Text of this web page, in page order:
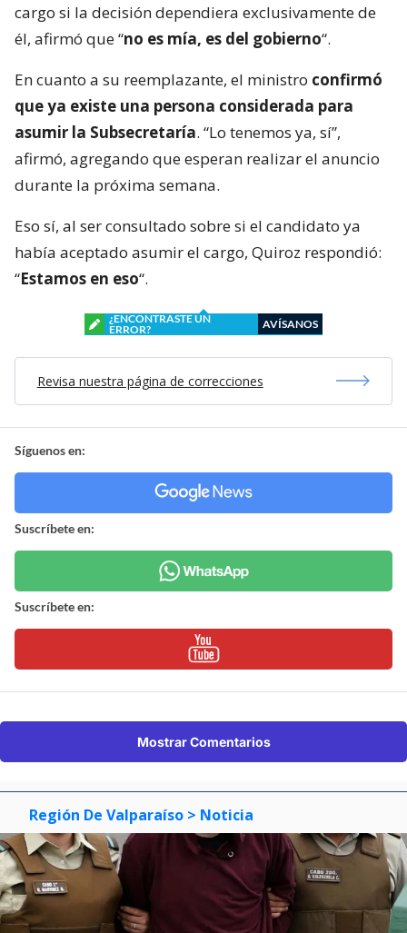
cargo si la decisión dependiera exclusivamente de
él, afirmó que “no es mía, es del gobierno“.
En cuanto a su reemplazante, el ministro confirmó
que ya existe una persona considerada para
asumir la Subsecretaría. “Lo tenemos ya, sí”,
afirmó, agregando que esperan realizar el anuncio
durante la próxima semana.
Eso sí, al ser consultado sobre si el candidato ya
había aceptado asumir el cargo, Quiroz respondió:
“Estamos en eso“.
¿ENCONTRASTE UN
ERROR?
AVÍSANOS
Revisa nuestra página de correcciones
Síguenos en:
Suscríbete en:
Suscríbete en:
Mostrar Comentarios
Región De Valparaíso > Noticia